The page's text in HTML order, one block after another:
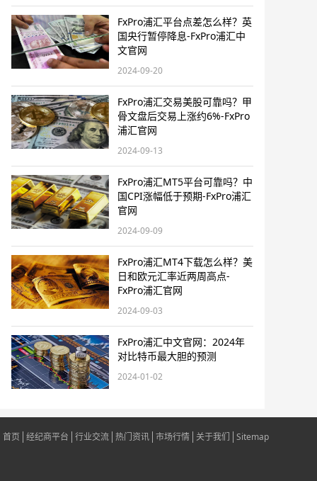
FxPro浦汇平台点差怎么样？英
国央行暂停降息-FxPro浦汇中
文官网
2024-09-20
FxPro浦汇交易美股可靠吗？甲
骨文盘后交易上涨约6%-FxPro
浦汇官网
2024-09-13
FxPro浦汇MT5平台可靠吗？中
国CPI涨幅低于预期-FxPro浦汇
官网
2024-09-09
FxPro浦汇MT4下载怎么样？美
日和欧元汇率近两周高点-
FxPro浦汇官网
2024-09-03
FxPro浦汇中文官网：2024年
对比特币最大胆的预测
2024-01-02
首页 经纪商平台 行业交流 热门资讯 市场行情 关于我们 Sitemap